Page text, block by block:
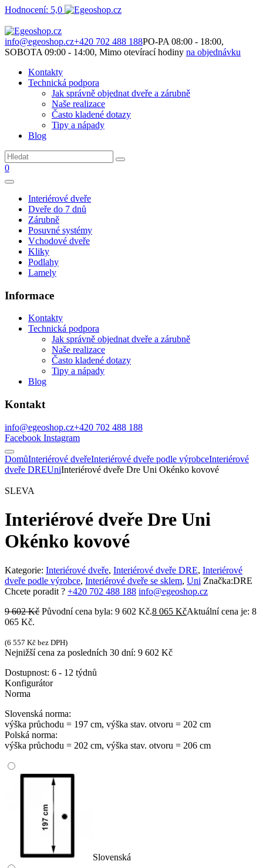
Hodnocení: 5,0
info@egeoshop.cz+420 702 488 188PO-PA 08:00 - 18:00,
SOBOTA 09:00 - 14:00, Mimo otevírací hodiny na objednávku
Kontakty
Technická podpora
Jak správně objednat dveře a zárubně
Naše realizace
Často kladené dotazy
Tipy a nápady
Blog
0
Interiérové dveře
Dveře do 7 dnů
Zárubně
Posuvné systémy
Vchodové dveře
Kliky
Podlahy
Lamely
Informace
Kontakty
Technická podpora
Jak správně objednat dveře a zárubně
Naše realizace
Často kladené dotazy
Tipy a nápady
Blog
Kontakt
info@egeoshop.cz+420 702 488 188
Facebook Instagram
DomůInteriérové dveřeInteriérové dveře podle výrobceInteriérové
dveře DREUniInteriérové dveře Dre Uni Okénko kovové
SLEVA
Interiérové dveře Dre Uni
Okénko kovové
Kategorie: Interiérové dveře, Interiérové dveře DRE, Interiérové
dveře podle výrobce, Interiérové dveře se sklem, Uni Značka:DRE
Chcete poradit ? +420 702 488 188 info@egeoshop.cz
9 602Kč Původní cena byla: 9 602 Kč.8 065 KčAktuální cena je: 8
065 Kč.
(6 557 Kč bez DPH)
Nejnižší cena za posledních 30 dní: 9 602 Kč
Dostupnost: 6 - 12 týdnů
Konfigurátor
Norma
Slovenská norma:
výška průchodu = 197 cm, výška stav. otvoru = 202 cm
Polská norma:
výška průchodu = 202 cm, výška stav. otvoru = 206 cm
Slovenská